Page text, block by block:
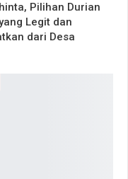
Pilihan Durian
Legit dan
dari Desa